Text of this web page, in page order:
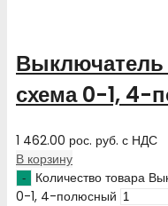
Выключатель
схема 0-1, 4-
1 462.00 рос. руб. с НДС
В корзину
Количество товара
0-1, 4-полюсный